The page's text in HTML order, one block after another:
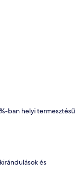
ban helyi termesztésű
és